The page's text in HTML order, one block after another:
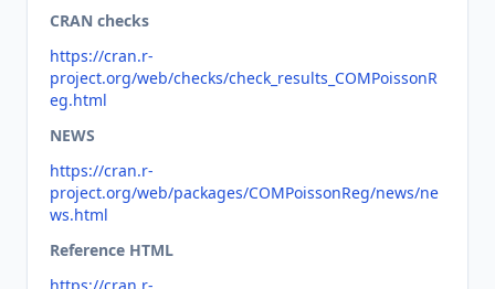
CRAN checks
https://cran.r-
project.org/web/checks/check_results_COMPoissonR
eg.html
NEWS
https://cran.r-
project.org/web/packages/COMPoissonReg/news/ne
ws.html
Reference HTML